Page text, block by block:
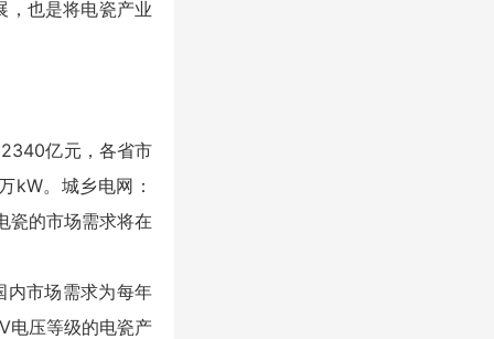
，也是将电瓷产业
亿元，各省市
kW。城乡电网：
瓷的市场需求将在
内市场需求为每年
电压等级的电瓷产